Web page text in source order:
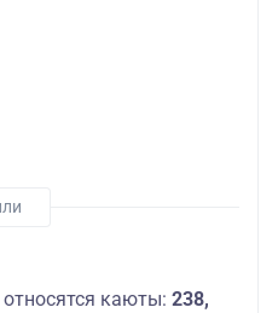
относятся каюты: 238,